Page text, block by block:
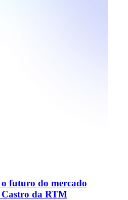
futuro do mercado
da RTM